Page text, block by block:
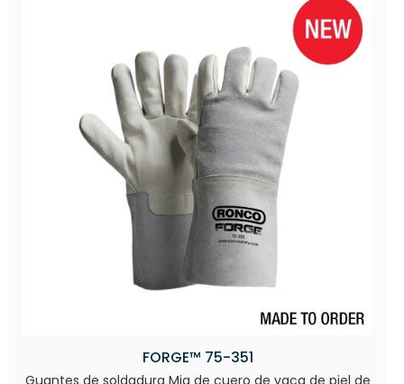
FORGE™ 75-351
Guantes de soldadura Mig de cuero de vaca de piel de